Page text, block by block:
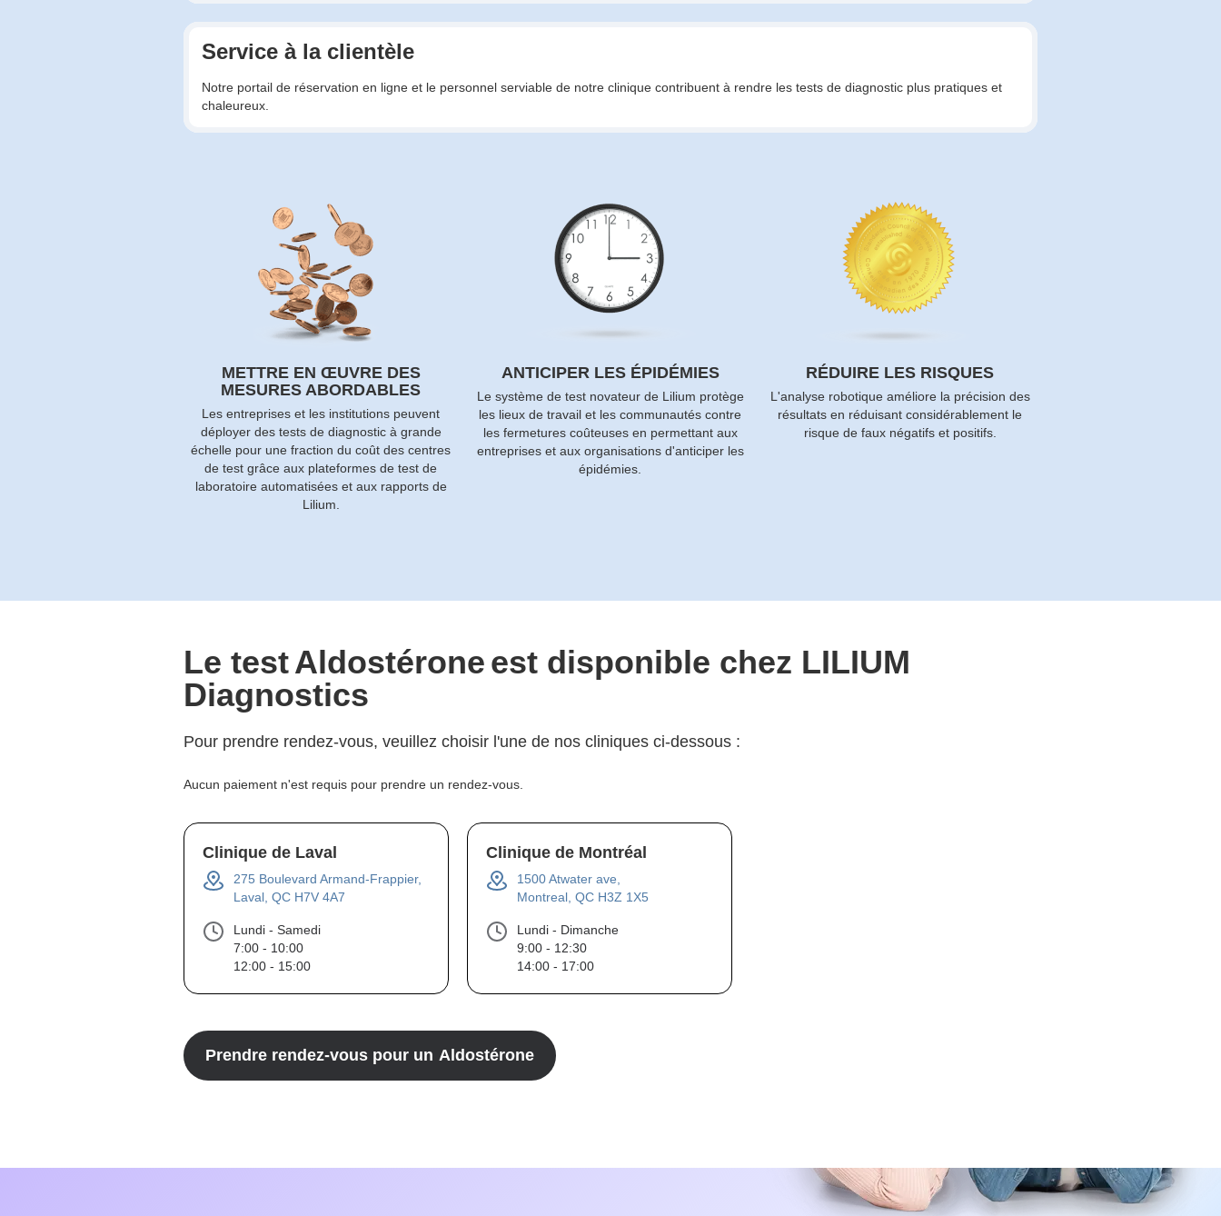
Service à la clientèle
Notre portail de réservation en ligne et le personnel serviable de notre clinique contribuent à rendre les tests de diagnostic plus pratiques et
chaleureux.
METTRE EN ŒUVRE DES
MESURES ABORDABLES
Les entreprises et les institutions peuvent
déployer des tests de diagnostic à grande
échelle pour une fraction du coût des centres
de test grâce aux plateformes de test de
laboratoire automatisées et aux rapports de
Lilium.
ANTICIPER LES ÉPIDÉMIES
Le système de test novateur de Lilium protège
les lieux de travail et les communautés contre
les fermetures coûteuses en permettant aux
entreprises et aux organisations d'anticiper les
épidémies.
RÉDUIRE LES RISQUES
L'analyse robotique améliore la précision des
résultats en réduisant considérablement le
risque de faux négatifs et positifs.
Le testAldostéroneest disponible chez LILIUM
Diagnostics
Pour prendre rendez-vous, veuillez choisir l'une de nos cliniques ci-dessous :
Aucun paiement n'est requis pour prendre un rendez-vous.
Clinique de Laval
275 Boulevard Armand-Frappier,
Laval, QC H7V 4A7
Lundi - Samedi
7:00 - 10:00
12:00 - 15:00
Clinique de Montréal
1500 Atwater ave,
Montreal, QC H3Z 1X5
Lundi - Dimanche
9:00 - 12:30
14:00 - 17:00
Prendre rendez-vous pour un Aldostérone